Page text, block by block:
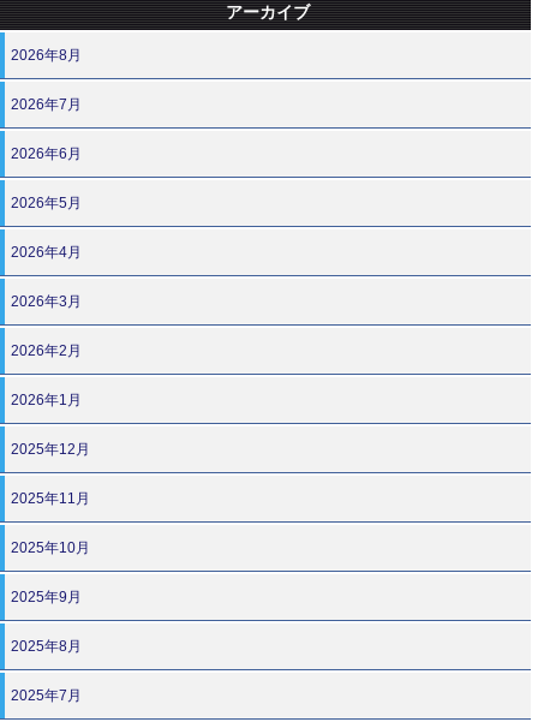
アーカイブ
2026年8月
2026年7月
2026年6月
2026年5月
2026年4月
2026年3月
2026年2月
2026年1月
2025年12月
2025年11月
2025年10月
2025年9月
2025年8月
2025年7月